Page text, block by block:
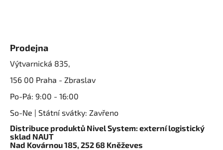
Prodejna
Výtvarnická 835,
156 00 Praha - Zbraslav
Po-Pá: 9:00 - 16:00
So-Ne | Státní svátky: Zavřeno
Distribuce produktů Nivel System: externí logistický
sklad NAUT
Nad Kovárnou 185, 252 68 Kněževes